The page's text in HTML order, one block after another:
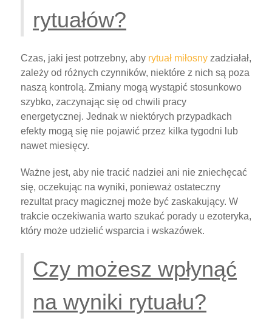
rytuałów?
Czas, jaki jest potrzebny, aby rytuał miłosny zadziałał,
zależy od różnych czynników, niektóre z nich są poza
naszą kontrolą. Zmiany mogą wystąpić stosunkowo
szybko, zaczynając się od chwili pracy
energetycznej. Jednak w niektórych przypadkach
efekty mogą się nie pojawić przez kilka tygodni lub
nawet miesięcy.
Ważne jest, aby nie tracić nadziei ani nie zniechęcać
się, oczekując na wyniki, ponieważ ostateczny
rezultat pracy magicznej może być zaskakujący. W
trakcie oczekiwania warto szukać porady u ezoteryka,
który może udzielić wsparcia i wskazówek.
Czy możesz wpłynąć
na wyniki rytuału?